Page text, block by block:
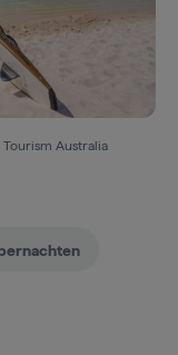
Australia